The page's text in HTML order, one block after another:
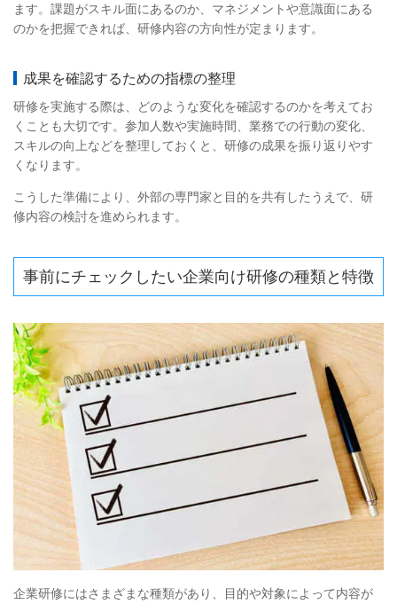
ます。課題がスキル面にあるのか、マネジメントや意識面にある
のかを把握できれば、研修内容の方向性が定まります。
成果を確認するための指標の整理
研修を実施する際は、どのような変化を確認するのかを考えてお
くことも大切です。参加人数や実施時間、業務での行動の変化、
スキルの向上などを整理しておくと、研修の成果を振り返りやす
くなります。
こうした準備により、外部の専門家と目的を共有したうえで、研
修内容の検討を進められます。
事前にチェックしたい企業向け研修の種類と特徴
企業研修にはさまざまな種類があり、目的や対象によって内容が